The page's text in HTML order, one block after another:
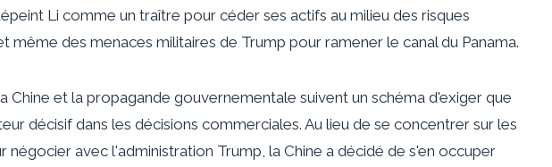
Li comme un traître pour céder ses actifs au milieu des risques
même des menaces militaires de Trump pour ramener le canal du Panama.
Chine et la propagande gouvernementale suivent un schéma d'exiger que
décisif dans les décisions commerciales. Au lieu de se concentrer sur les
avec l'administration Trump, la Chine a décidé de s'en occuper